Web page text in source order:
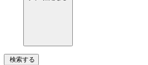
検索する